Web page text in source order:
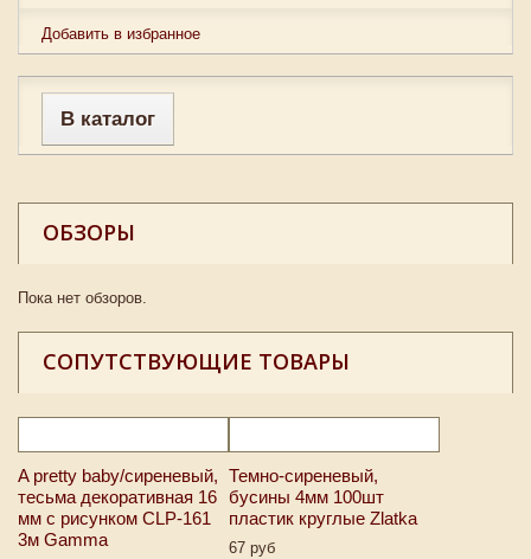
Добавить в избранное
В каталог
ОБЗОРЫ
Пока нет обзоров.
СОПУТСТВУЮЩИЕ ТОВАРЫ
A pretty baby/сиреневый,
тесьма декоративная 16
мм с рисунком CLP-161
3м Gamma
Темно-сиреневый,
бусины 4мм 100шт
пластик круглые Zlatka
67 руб